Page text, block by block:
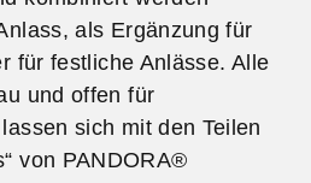
als Ergänzung für
für festliche Anlässe. Alle
und offen für
sich mit den Teilen
von PANDORA®